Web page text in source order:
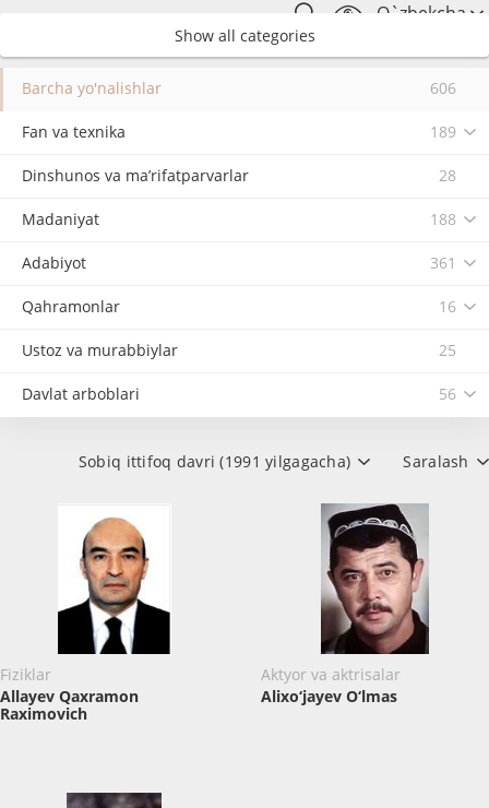
O`zbekcha
Show all categories
Barcha yo'nalishlar 606
Fan va texnika 189
Dinshunos va ma’rifatparvarlar 28
Madaniyat 188
Adabiyot 361
Qahramonlar 16
Ustoz va murabbiylar 25
Davlat arboblari 56
Saralash
Sobiq ittifoq davri (1991 yilgagacha)
Fiziklar
Allayev Qaxramon
Raximovich
Aktyor va aktrisalar
Alixo‘jayev O‘lmas